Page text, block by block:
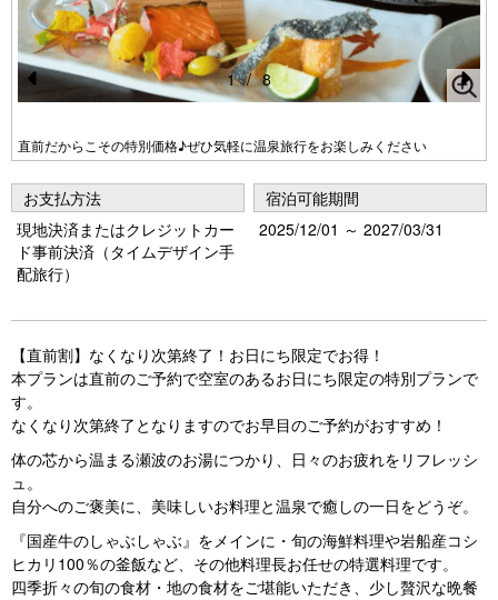
Pr
e
o
u
s
直前だからこその特別価格♪ぜひ気軽に温泉旅行をお楽しみください
N
1 / 8
お支払方法
現地決済またはクレジットカー
ド事前決済（タイムデザイン手
配旅行）
宿泊可能期間
2025/12/01 ～ 2027/03/31
【直前割】なくなり次第終了！お日にち限定でお得！
本プランは直前のご予約で空室のあるお日にち限定の特別プランで
す。
なくなり次第終了となりますのでお早目のご予約がおすすめ！
体の芯から温まる瀬波のお湯につかり、日々のお疲れをリフレッシ
ュ。
自分へのご褒美に、美味しいお料理と温泉で癒しの一日をどうぞ。
『国産牛のしゃぶしゃぶ』をメインに・旬の海鮮料理や岩船産コシ
ヒカリ100％の釜飯など、その他料理長お任せの特選料理です。
四季折々の旬の食材・地の食材をご堪能いただき、少し贅沢な晩餐